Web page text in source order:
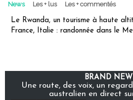
News Les + lus Les + commentés
Le Rwanda, un tourisme à haute
France, Italie : randonnée dans le
BRAND
Une route, des voix, un
australien en direct